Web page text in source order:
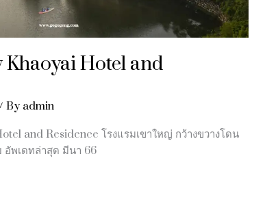
Khaoyai Hotel and
By admin
and Residence โรงแรมเขาใหญ่ กว้างขวางโดน
อัพเดทล่าสุด มีนา 66